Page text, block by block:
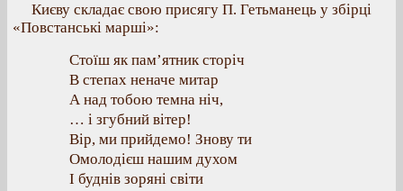
Києву складає свою присягу П. Гетьманець у збірці
«Повстанські марші»:
Стоїш як пам’ятник сторіч
В степах неначе митар
А над тобою темна ніч,
… і згубний вітер!
Вір, ми прийдемо! Знову ти
Омолодієш нашим духом
І буднів зоряні світи